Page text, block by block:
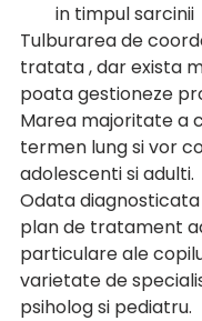
in timpul sarcinii
Tulburarea de
tratata , dar exista
poata gestioneze
Marea majoritate a
termen lung si vor
adolescenti si adulti.
Odata
plan de tratament
particulare ale
varietate de
psiholog si pediatru.